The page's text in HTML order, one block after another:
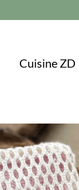
Cuisine ZD